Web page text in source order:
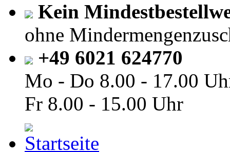
Kein
ohne
+49 6021 624770
Mo - Do 8.00 - 17.00
Fr 8.00 - 15.00 Uhr